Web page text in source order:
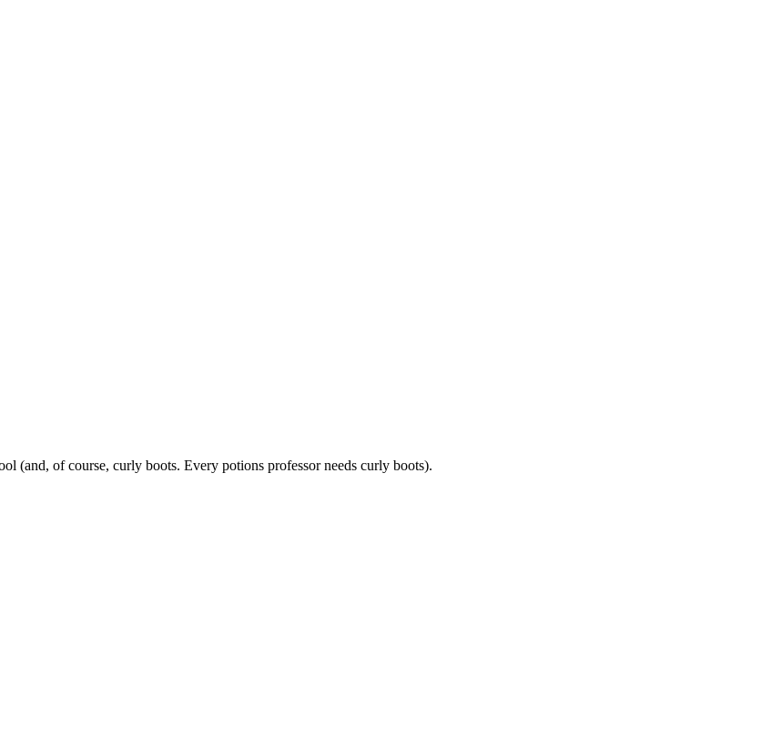
(and, of course, curly boots. Every potions professor needs curly boots).